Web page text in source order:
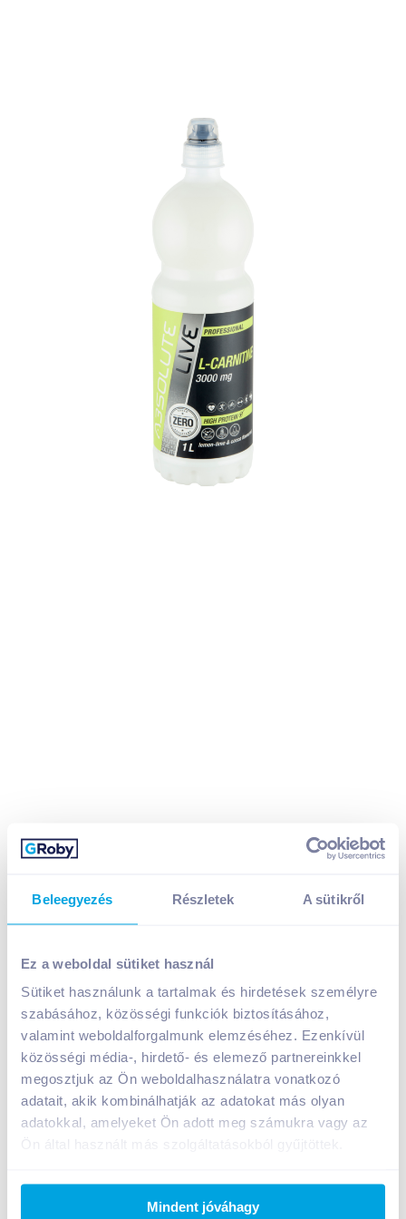
Beleegyezés Részletek A sütikről
Ez a weboldal sütiket használ
Sütiket használunk a tartalmak és hirdetések személyre
szabásához, közösségi funkciók biztosításához,
valamint weboldalforgalmunk elemzéséhez. Ezenkívül
közösségi média-, hirdető- és elemező partnereinkkel
megosztjuk az Ön weboldalhasználatra vonatkozó
adatait, akik kombinálhatják az adatokat más olyan
adatokkal, amelyeket Ön adott meg számukra vagy az
Mindent jóváhagy
Absolute Live L-carnitine szénsavmentes sportital 1 l
749Ft /
Egységár: 749Ft / liter
Nettó eladási ár: 590Ft /db(27% áfa)
KosárbaKosárba